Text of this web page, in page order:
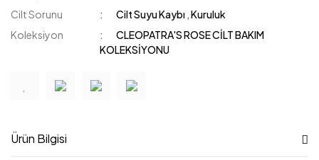
Cilt Sorunu
Cilt Suyu Kaybı ,Kuruluk
Koleksiyon
CLEOPATRA'S ROSE CİLT BAKIM
KOLEKSİYONU
Ürün Bilgisi